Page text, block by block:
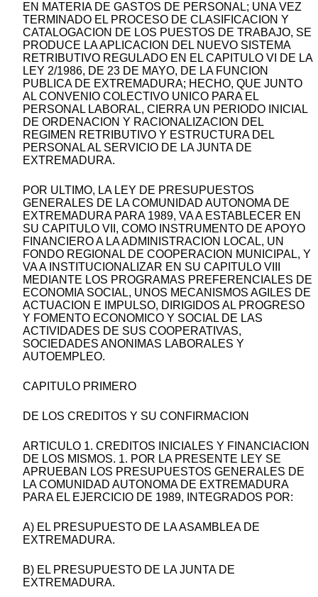
EN MATERIA DE GASTOS DE PERSONAL; UNA VEZ
TERMINADO EL PROCESO DE CLASIFICACION Y
CATALOGACION DE LOS PUESTOS DE TRABAJO, SE
PRODUCE LA APLICACION DEL NUEVO SISTEMA
RETRIBUTIVO REGULADO EN EL CAPITULO VI DE LA
LEY 2/1986, DE 23 DE MAYO, DE LA FUNCION
PUBLICA DE EXTREMADURA; HECHO, QUE JUNTO
AL CONVENIO COLECTIVO UNICO PARA EL
PERSONAL LABORAL, CIERRA UN PERIODO INICIAL
DE ORDENACION Y RACIONALIZACION DEL
REGIMEN RETRIBUTIVO Y ESTRUCTURA DEL
PERSONAL AL SERVICIO DE LA JUNTA DE
EXTREMADURA.
POR ULTIMO, LA LEY DE PRESUPUESTOS
GENERALES DE LA COMUNIDAD AUTONOMA DE
EXTREMADURA PARA 1989, VA A ESTABLECER EN
SU CAPITULO VII, COMO INSTRUMENTO DE APOYO
FINANCIERO A LA ADMINISTRACION LOCAL, UN
FONDO REGIONAL DE COOPERACION MUNICIPAL, Y
VA A INSTITUCIONALIZAR EN SU CAPITULO VIII
MEDIANTE LOS PROGRAMAS PREFERENCIALES DE
ECONOMIA SOCIAL, UNOS MECANISMOS AGILES DE
ACTUACION E IMPULSO, DIRIGIDOS AL PROGRESO
Y FOMENTO ECONOMICO Y SOCIAL DE LAS
ACTIVIDADES DE SUS COOPERATIVAS,
SOCIEDADES ANONIMAS LABORALES Y
AUTOEMPLEO.
CAPITULO PRIMERO
DE LOS CREDITOS Y SU CONFIRMACION
ARTICULO 1. CREDITOS INICIALES Y FINANCIACION
DE LOS MISMOS. 1. POR LA PRESENTE LEY SE
APRUEBAN LOS PRESUPUESTOS GENERALES DE
LA COMUNIDAD AUTONOMA DE EXTREMADURA
PARA EL EJERCICIO DE 1989, INTEGRADOS POR:
A) EL PRESUPUESTO DE LA ASAMBLEA DE
EXTREMADURA.
B) EL PRESUPUESTO DE LA JUNTA DE
EXTREMADURA.